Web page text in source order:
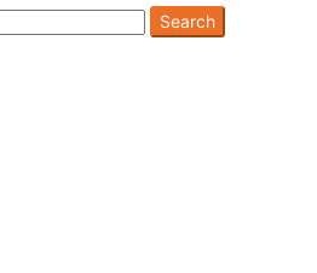
Search